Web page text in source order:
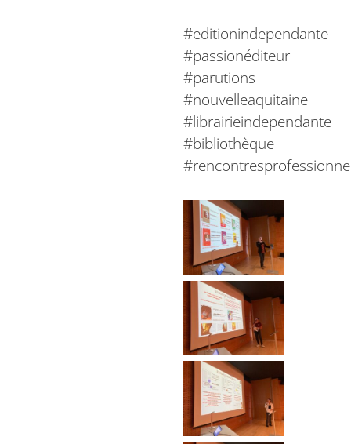
#editionindependante
#passionéditeur
#parutions
#nouvelleaquitaine
#librairieindependante
#bibliothèque